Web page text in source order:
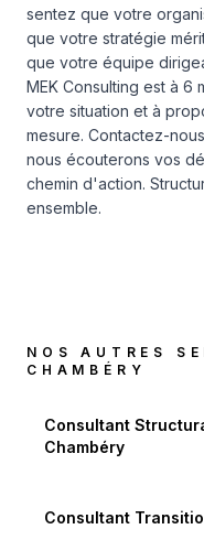
sentez que votre
que votre stratégie
que votre équipe
MEK Consulting est à 6
votre situation et à
mesure. Contactez-nous
nous écouterons vos
chemin d'action.
ensemble.
NOS AUTRES
CHAMBÉRY
Consultant
Chambéry
Consultant